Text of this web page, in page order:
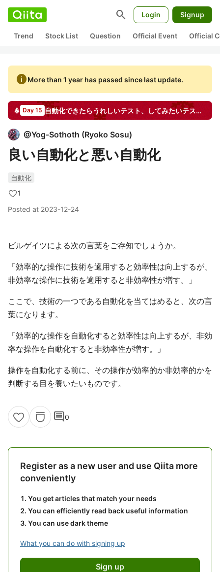
search Login Signup
Trend Stock List Question Official Event Official
infoMore than 1 year has passed since last update.
Day 15 自動化できたらうれしいテスト、してみたいテスト by T-DASH
@Yog-Sothoth (Ryoko Sosu)
良い自動化と悪い自動化
自動化
1
Posted at 2023-12-24
ビルゲイツによる次の言葉をご存知でしょうか。
「効率的な操作に技術を適用すると効率性は向上するが、
非効率な操作に技術を適用すると非効率性が増す。」
ここで、技術の一つである自動化を当てはめると、次の言
葉になります。
「効率的な操作を自動化すると効率性は向上するが、非効
率な操作を自動化すると非効率性が増す。」
操作を自動化する前に、その操作が効率的か非効率的かを
判断する目を養いたいものです。
comment0
Register as a new user and use Qiita more
conveniently
You get articles that match your needs
You can efficiently read back useful information
You can use dark theme
What you can do with signing up
Sign up